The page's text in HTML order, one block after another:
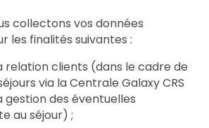
collectons vos données
les finalités suivantes :
via la Centrale Galaxy CRS
des éventuelles
au séjour) ;